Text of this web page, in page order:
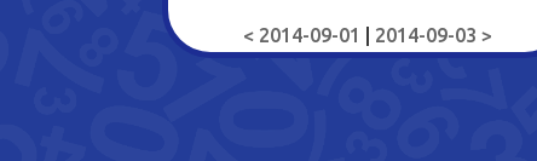
< 2014-09-01 2014-09-03 >